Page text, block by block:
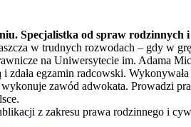
Specjalistka od spraw rodzinnych
w trudnych rozwodach – gdy w
na Uniwersytecie im. Adama
zdała egzamin radcowski.
zawód adwokata. Prowadzi
z zakresu prawa rodzinnego i